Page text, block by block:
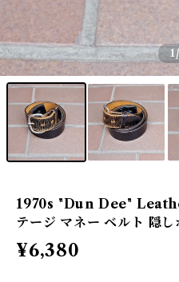
1
1970s "Dun Dee"
テージ マネー ベルト 隠し
¥6,380